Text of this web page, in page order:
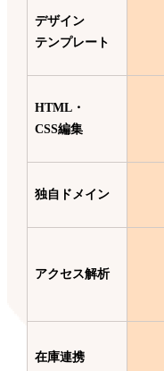
デザイン
テンプレート
HTML・
CSS編集
独自ドメイン
アクセス解析
在庫連携